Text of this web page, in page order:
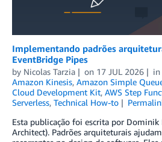
Implementando padrões
EventBridge Pipes
by Nicolas Tarzia on 17 JUL 2026 in
Amazon Kinesis, Amazon Simple
Cloud Development Kit, AWS Step
Serverless, Technical How-to
Esta publicação foi escrita por
Architect). Padrões arquiteturais